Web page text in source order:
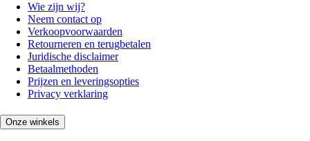
Wie zijn wij?
Neem contact op
Verkoopvoorwaarden
Retourneren en terugbetalen
Juridische disclaimer
Betaalmethoden
Prijzen en leveringsopties
Privacy verklaring
Onze winkels